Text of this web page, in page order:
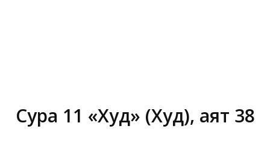
Сура 11 «Худ» (Худ), аят 38